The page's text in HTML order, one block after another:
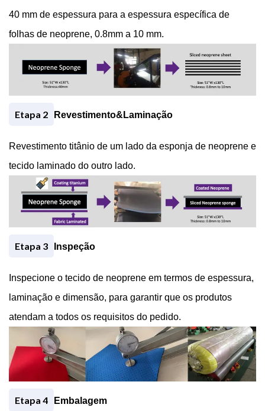
73 − 72 =
40 mm de espessura para a espessura específica de
folhas de neoprene, 0.8mm a 10 mm.
Etapa 2 Revestimento&Laminação
Revestimento titânio de um lado da esponja de neoprene e
tecido laminado do outro lado.
Etapa 3 Inspeção
Inspecione o tecido de neoprene em termos de espessura,
laminação e dimensão, para garantir que os produtos
atendam a todos os requisitos do pedido.
Etapa 4 Embalagem